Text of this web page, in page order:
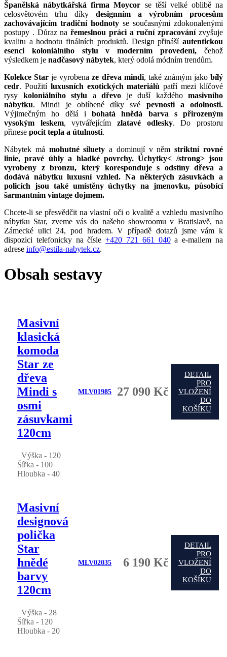
Španělská nábytkářská firma Moycor se těší velké oblibě na
celosvětovém trhu díky designním a výrobním procesům
zachovávajícím tradiční hodnoty se současnými zdokonalenými
postupy . Důraz nařemeslnou práci a ruční zpracovánízvyšuje
kvalitu a hodnotu finálních produktů. Design přináší autentickou
esenci koloniálního stylu v moderním provedení, čehož
výsledkem je nadčasový nábytek, který odolá módním trendům.
Kolekce Star je vyrobenaze dřeva mindi, také známým jakobílý
cedr. Použití luxusních exotických materiálů patří mezi klíčové
rysy koloniálního stylu a dřevo je duší každého masivního
nábytku. Mindi je oblíbené díky své pevnosti a odolnosti.
Výjimečným ho dělá i bohatá hnědá barva s přirozeným
vysokým leskem, vytvářejícímzlatavé odlesky. Do prostoru
přinese pocit tepla a útulnosti.
Nábytek má mohutné siluety a dominují v němstriktní rovné
linie, pravé úhly a hladké povrchy. Úchytky< /strong> jsou
vyrobeny z bronzu, který koresponduje s odstíny dřeva a
dodává nábytkuluxusní vzhled. Na některých zásuvkách a
policích jsou také umístěnyúchytky na jmenovku, působící
šarmantním vintage dojmem.
Chcete-li se přesvědčit na vlastní oči o kvalitě a vzhledu masivního
nábytku Star, zveme vás do našeho showroomu v Bratislavě, na
Zámecké ulici 24, pod hradem. V případě dotazů jsme vám k
dispozici telefonicky na čísle+420 721 661 040a e-mailem na
adrese info@estila-nabytek.cz.
Obsah sestavy
Masivní
klasická
komoda
Star ze
dřeva
Mindi s
osmi
zásuvkami
120cm
Výška - 120
Šířka - 100
Hloubka - 40
MLV01985 27 090 Kč
DETAIL
PRO
VLOŽENÍ
DO
KOŠÍKU
Masivní
designová
polička
Star
hnědé
barvy
120cm
Výška - 28
Šířka - 120
Hloubka - 20
MLV02035 6 190 Kč
DETAIL
PRO
VLOŽENÍ
DO
KOŠÍKU